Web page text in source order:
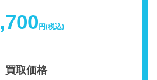
円(税込)
買取価格